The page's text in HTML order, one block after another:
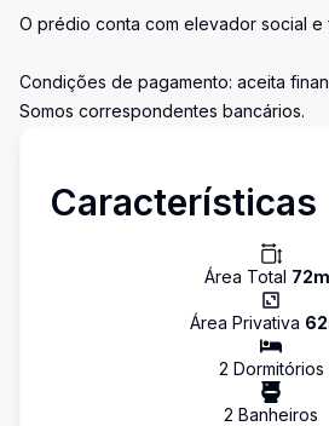
O prédio conta com elevador social e
Condições de pagamento: aceita
Somos correspondentes bancários.
Características
Área Total 72
Área Privativa 62
2 Dormitórios
2 Banheiros